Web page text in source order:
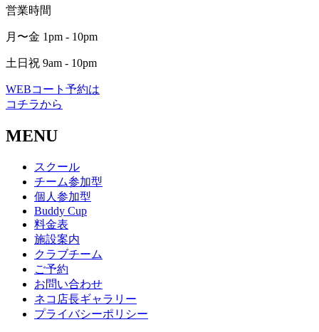
営業時間
月〜金 1pm - 10pm
土日祝 9am - 10pm
WEBコート予約は
コチラから
MENU
スクール
チーム参加型
個人参加型
Buddy Cup
料金表
施設案内
クラブチーム
ご予約
お問い合わせ
ネコ店長ギャラリー
プライバシーポリシー